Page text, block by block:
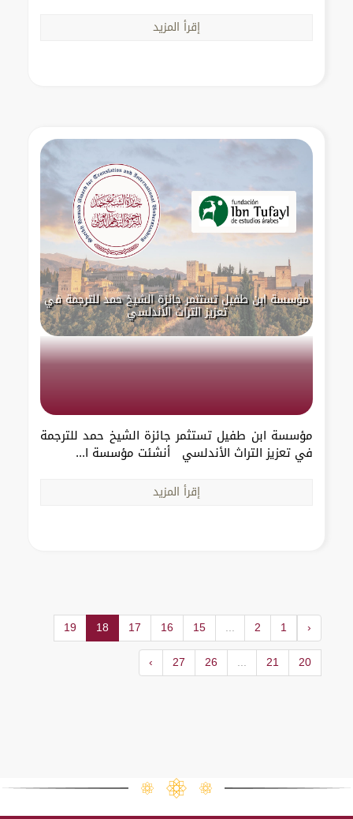
إقرأ المزيد
مؤسسة ابن طفيل تستثمر جائزة الشيخ حمد للترجمة في
تعزيز التراث الأندلسي
مؤسسة ابن طفيل تستثمر جائزة الشيخ حمد للترجمة
في تعزيز التراث الأندلسي أنشئت مؤسسة ا...
إقرأ المزيد
‹
1
2
...
15
16
17
18
19
20
21
...
26
27
›